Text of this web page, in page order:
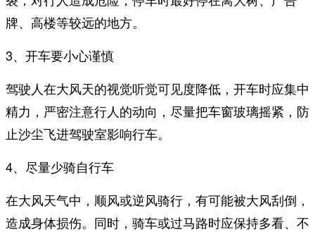
牌、高楼等较远的地方。
3、开车要小心谨慎
驾驶人在大风天的视觉听觉可见度降低，开车时应集中
精力，严密注意行人的动向，尽量把车窗玻璃摇紧，防
止沙尘飞进驾驶室影响行车。
4、尽量少骑自行车
在大风天气中，顺风或逆风骑行，有可能被大风刮倒，
造成身体损伤。同时，骑车或过马路时应保持多看、不